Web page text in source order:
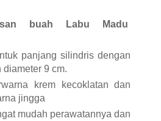
buah Labu Madu
panjang silindris dengan
diameter 9 cm.
krem kecoklatan dan
jingga
mudah perawatannya dan